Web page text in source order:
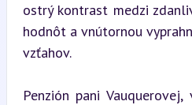
ostrý kontrast medzi
hodnôt a vnútornou
vzťahov.
Penzión pani